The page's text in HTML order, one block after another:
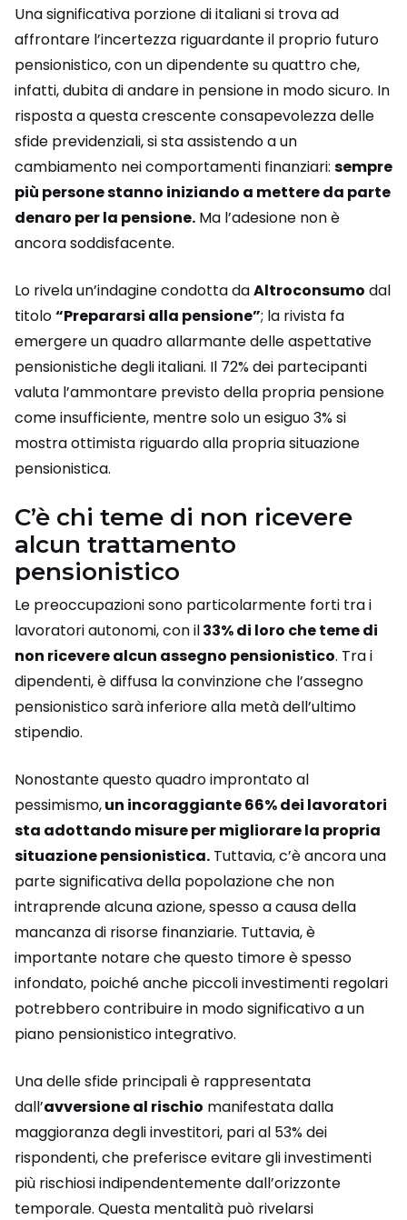
Una significativa porzione di italiani si trova ad
affrontare l’incertezza riguardante il proprio futuro
pensionistico, con un dipendente su quattro che,
infatti, dubita di andare in pensione in modo sicuro. In
risposta a questa crescente consapevolezza delle
sfide previdenziali, si sta assistendo a un
cambiamento nei comportamenti finanziari: sempre
più persone stanno iniziando a mettere da parte
denaro per la pensione. Ma l’adesione non è
ancora soddisfacente.
Lo rivela un’indagine condotta daAltroconsumo dal
titolo“Prepararsi alla pensione”; la rivista fa
emergere un quadro allarmante delle aspettative
pensionistiche degli italiani. Il 72% dei partecipanti
valuta l’ammontare previsto della propria pensione
come insufficiente, mentre solo un esiguo 3% si
mostra ottimista riguardo alla propria situazione
pensionistica.
C’è chi teme di non ricevere
alcun trattamento
pensionistico
Le preoccupazioni sono particolarmente forti tra i
lavoratori autonomi, con il33% di loro che teme di
non ricevere alcun assegno pensionistico. Tra i
dipendenti, è diffusa la convinzione che l’assegno
pensionistico sarà inferiore alla metà dell’ultimo
stipendio.
Nonostante questo quadro improntato al
pessimismo,un incoraggiante 66% dei lavoratori
sta adottando misure per migliorare la propria
situazione pensionistica. Tuttavia, c’è ancora una
parte significativa della popolazione che non
intraprende alcuna azione, spesso a causa della
mancanza di risorse finanziarie. Tuttavia, è
importante notare che questo timore è spesso
infondato, poiché anche piccoli investimenti regolari
potrebbero contribuire in modo significativo a un
piano pensionistico integrativo.
Una delle sfide principali è rappresentata
dall’avversione al rischio manifestata dalla
maggioranza degli investitori, pari al 53% dei
rispondenti, che preferisce evitare gli investimenti
più rischiosi indipendentemente dall’orizzonte
temporale. Questa mentalità può rivelarsi